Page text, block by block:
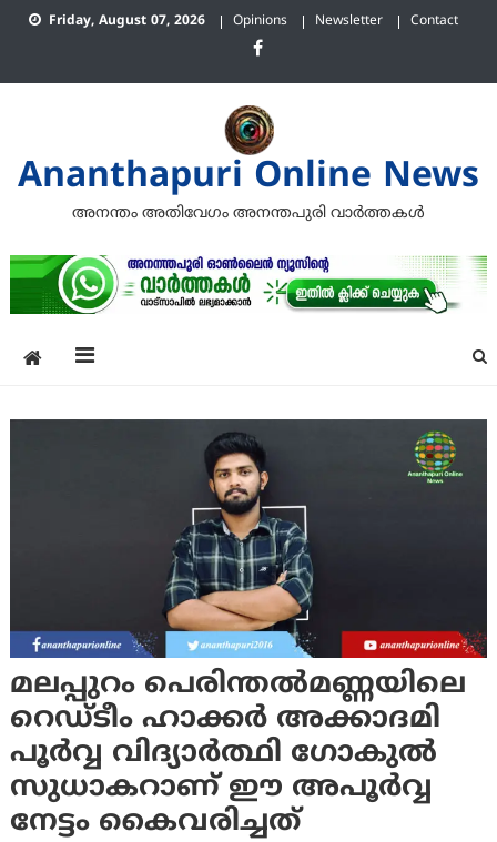
Skip
Friday, August 07, 2026 Opinions Newsletter Contact
Ananthapuri Online News
അനന്തം അതിവേഗം അനന്തപുരി വാര്‍ത്തകള്‍
മലപ്പുറം പെരിന്തല്‍മണ്ണയിലെ
റെഡ്ടീം ഹാക്കര്‍ അക്കാദമി
പൂര്‍വ്വ വിദ്യാര്‍ത്ഥി ഗോകുല്‍
സുധാകറാണ് ഈ അപൂര്‍വ്വ
നേട്ടം കൈവരിച്ചത്